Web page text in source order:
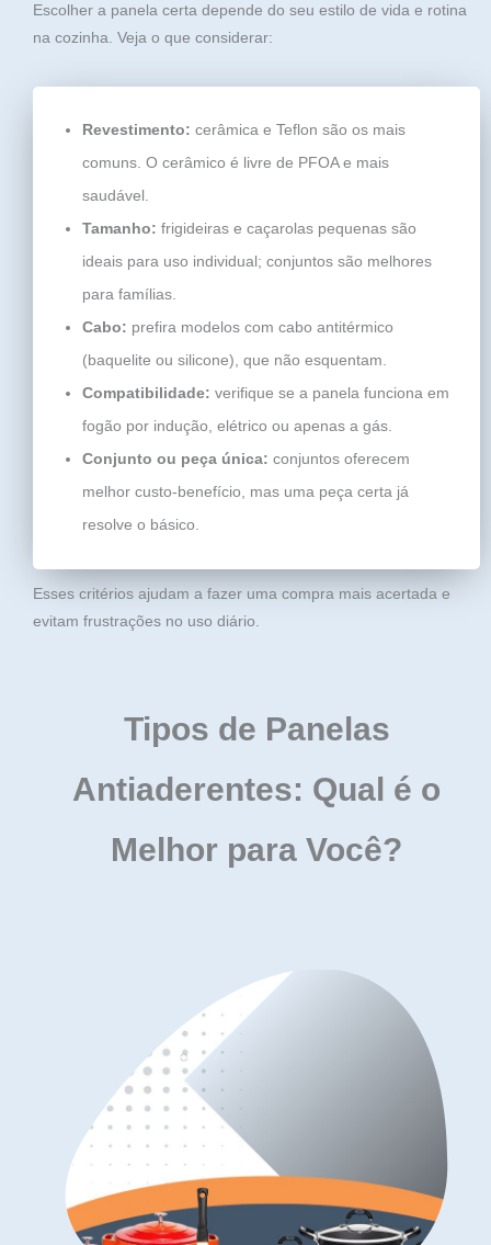
Escolher a panela certa depende do seu estilo de vida e rotina
na cozinha. Veja o que considerar:
Revestimento: cerâmica e Teflon são os mais
comuns. O cerâmico é livre de PFOA e mais
saudável.
Tamanho: frigideiras e caçarolas pequenas são
ideais para uso individual; conjuntos são melhores
para famílias.
Cabo: prefira modelos com cabo antitérmico
(baquelite ou silicone), que não esquentam.
Compatibilidade: verifique se a panela funciona em
fogão por indução, elétrico ou apenas a gás.
Conjunto ou peça única: conjuntos oferecem
melhor custo-benefício, mas uma peça certa já
resolve o básico.
Esses critérios ajudam a fazer uma compra mais acertada e
evitam frustrações no uso diário.
Tipos de Panelas
Antiaderentes: Qual é o
Melhor para Você?